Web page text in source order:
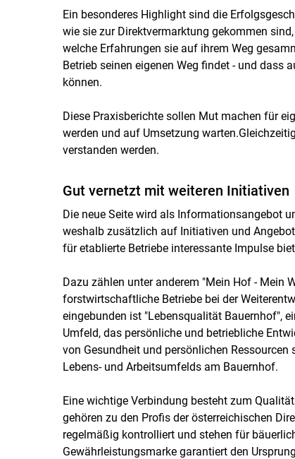
Ein besonderes Highlight sind die
wie sie zur Direktvermarktung gekommen
welche Erfahrungen sie auf ihrem Weg
Betrieb seinen eigenen Weg findet - und dass
können.
Diese Praxisberichte sollen Mut machen für
werden und auf Umsetzung
verstanden werden.
Gut vernetzt mit weiteren Initiativen
Die neue Seite wird als Informationsangebot
weshalb zusätzlich auf Initiativen und
für etablierte Betriebe interessante Impulse
Dazu zählen unter anderem "Mein Hof - Mein
forstwirtschaftliche Betriebe bei der
eingebunden ist "Lebensqualität Bauernhof",
Umfeld, das persönliche und betriebliche
von Gesundheit und persönlichen
Lebens- und Arbeitsumfelds am Bauernhof.
Eine wichtige Verbindung besteht zum
gehören zu den Profis der österreichischen
regelmäßig kontrolliert und stehen für
Gewährleistungsmarke garantiert den